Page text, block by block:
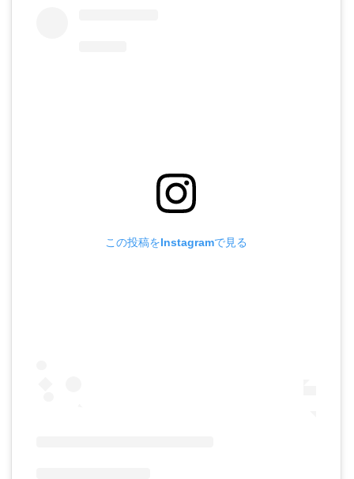
この投稿をInstagramで見る